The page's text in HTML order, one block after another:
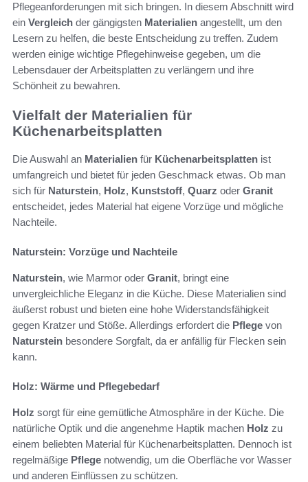
Pflegeanforderungen mit sich bringen. In diesem Abschnitt wird
ein Vergleich der gängigsten Materialien angestellt, um den
Lesern zu helfen, die beste Entscheidung zu treffen. Zudem
werden einige wichtige Pflegehinweise gegeben, um die
Lebensdauer der Arbeitsplatten zu verlängern und ihre
Schönheit zu bewahren.
Vielfalt der Materialien für
Küchenarbeitsplatten
Die Auswahl an Materialien für Küchenarbeitsplatten ist
umfangreich und bietet für jeden Geschmack etwas. Ob man
sich für Naturstein, Holz, Kunststoff, Quarz oder Granit
entscheidet, jedes Material hat eigene Vorzüge und mögliche
Nachteile.
Naturstein: Vorzüge und Nachteile
Naturstein, wie Marmor oder Granit, bringt eine
unvergleichliche Eleganz in die Küche. Diese Materialien sind
äußerst robust und bieten eine hohe Widerstandsfähigkeit
gegen Kratzer und Stöße. Allerdings erfordert die Pflege von
Naturstein besondere Sorgfalt, da er anfällig für Flecken sein
kann.
Holz: Wärme und Pflegebedarf
Holz sorgt für eine gemütliche Atmosphäre in der Küche. Die
natürliche Optik und die angenehme Haptik machen Holz zu
einem beliebten Material für Küchenarbeitsplatten. Dennoch ist
regelmäßige Pflege notwendig, um die Oberfläche vor Wasser
und anderen Einflüssen zu schützen.